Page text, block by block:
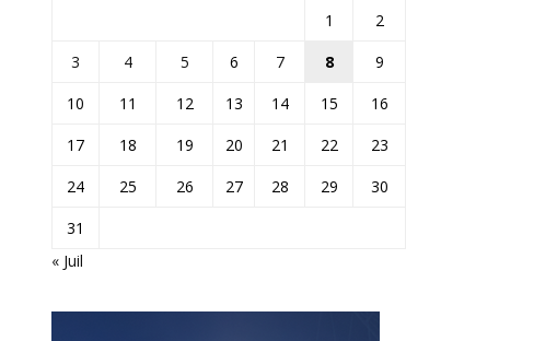
1
2
3
4 5 6 7 8
9
10
11 12 13 14 15
16
17
18 19 20 21 22
23
24
25 26 27 28 29
30
31
« Juil